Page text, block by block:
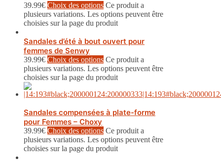
39.99€ Choix des options Ce produit a
plusieurs variations. Les options peuvent être
choisies sur la page du produit
Sandales d’été à bout ouvert pour
femmes de Senwy
39.99€ Choix des options Ce produit a
plusieurs variations. Les options peuvent être
choisies sur la page du produit
Sandales compensées à plate-forme
pour Femmes – Choxy
39.99€ Choix des options Ce produit a
plusieurs variations. Les options peuvent être
choisies sur la page du produit